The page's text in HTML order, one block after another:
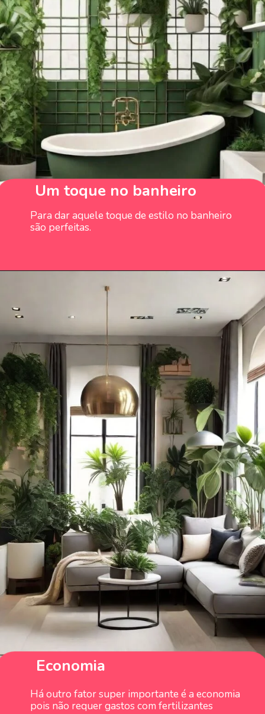
Um toque no banheiro
Para dar aquele toque de estilo no banheiro
são perfeitas.
Economia
Há outro fator super importante é a economia
pois não requer gastos com fertilizantes